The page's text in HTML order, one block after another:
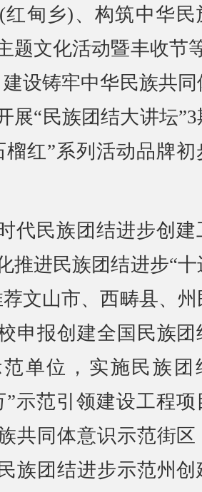
甸乡)、构筑中华民
题文化活动暨丰收节
设铸牢中华民族共同
展“民族团结大讲坛
榴红”系列活动品牌初
代民族团结进步创建
推进民族团结进步“十
文山市、西畴县、州
申报创建全国民族团
单位，实施民族团
”示范引领建设工程项
共同体意识示范街区
族团结进步示范州创